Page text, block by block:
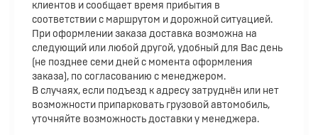
клиентов и сообщает время прибытия в
соответствии с маршрутом и дорожной ситуацией.
При оформлении заказа доставка возможна на
следующий или любой другой, удобный для Вас день
(не позднее семи дней с момента оформления
заказа), по согласованию с менеджером.
В случаях, если подъезд к адресу затруднён или нет
возможности припарковать грузовой автомобиль,
уточняйте возможность доставки у менеджера.